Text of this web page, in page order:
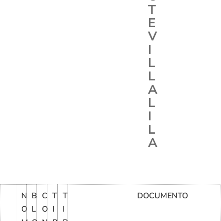
T
E
V
I
L
L
A
L
I
L
A
N
O
B
L
C
O
T
I
T
I
DOCUMENTO